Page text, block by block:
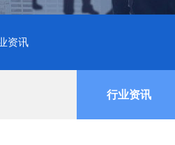
资讯
行业资讯